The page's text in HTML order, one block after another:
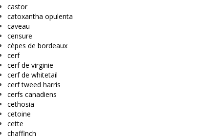
castor
catoxantha opulenta
caveau
censure
cèpes de bordeaux
cerf
cerf de virginie
cerf de whitetail
cerf tweed harris
cerfs canadiens
cethosia
cetoine
cette
chaffinch